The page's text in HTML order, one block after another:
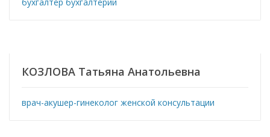
КОЗЛОВА Татьяна Анатольевна
врач-акушер-гинеколог женской консультации